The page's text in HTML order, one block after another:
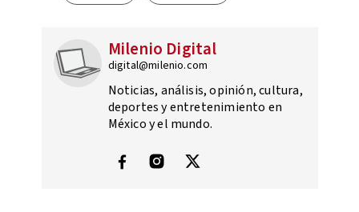
Milenio Digital
digital@milenio.com
Noticias, análisis, opinión, cultura,
deportes y entretenimiento en
México y el mundo.